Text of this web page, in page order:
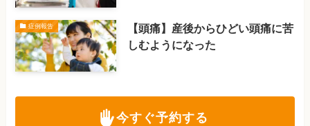
症例報告
【頭痛】産後からひどい頭痛に苦
しむようになった
今すぐ予約する